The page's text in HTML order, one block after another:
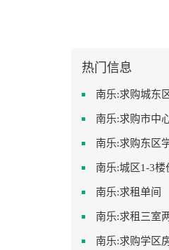
热门信息
南乐:求购城东区域
南乐:求购市中心区房型不
南乐:求购东区
南乐:城区1-3楼
南乐:求租单间
南乐:求租三室
南乐:求购学区